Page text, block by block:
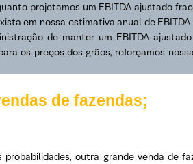
projetamos um EBITDA ajustado
em nossa estimativa anual de
de manter um EBITDA
os preços dos grãos, reforçamos
de fazendas;
outra grande venda de